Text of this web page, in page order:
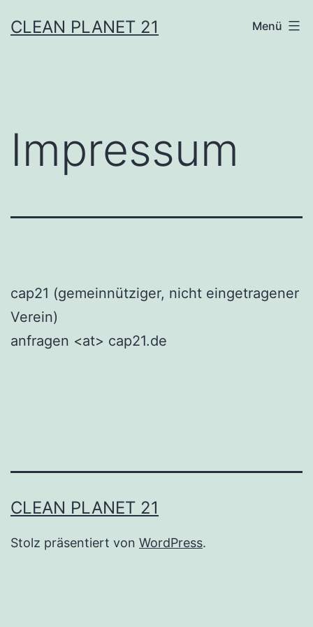
Inhalt
CLEAN PLANET 21 Menü
Impressum
cap21 (gemeinnütziger, nicht eingetragener
Verein)
anfragen <at> cap21.de
CLEAN PLANET 21
Stolz präsentiert von WordPress.